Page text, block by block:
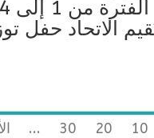
الاتحاد حفل
10
20
30
...